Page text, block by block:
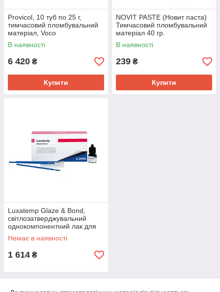
Provicol, 10 туб по 25 г,
тимчасовий пломбувальний
матеріал, Voco
В наявності
6 420 ₴
Купити
NOVIT PASTE (Новит паста)
Тимчасовий пломбувальний
матеріал 40 гр.
В наявності
239 ₴
Купити
Luxatemp Glaze & Bond,
світлозатверджувальний
однокомпонентний лак для
тимчасових реставрацій,
DMG
Немає в наявності
1 614 ₴